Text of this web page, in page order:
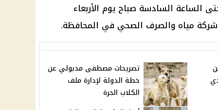
الموافق 19 / 5 / 2026 وحتى الساعة السادسة صباح يوم الأربعاء
تصريحات مصطفى مدبولي عن
خطة الدولة لإدارة ملف
الكلاب الحرة